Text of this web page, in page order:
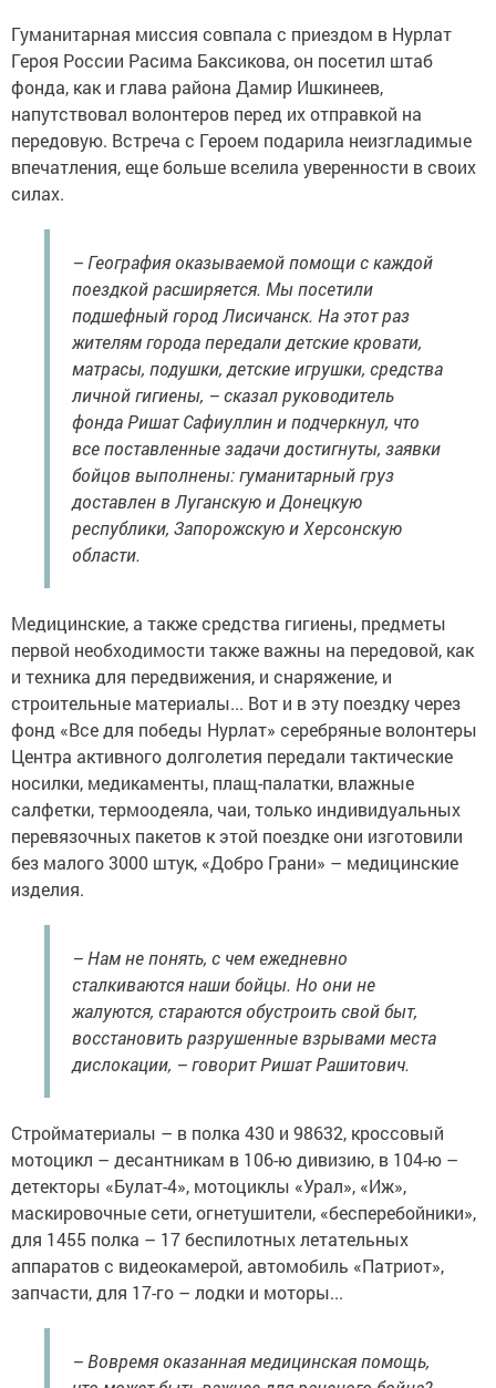
Гуманитарная миссия совпала с приездом в Нурлат
Героя России Расима Баксикова, он посетил штаб
фонда, как и глава района Дамир Ишкинеев,
напутствовал волонтеров перед их отправкой на
передовую. Встреча с Героем подарила неизгладимые
впечатления, еще больше вселила уверенности в своих
силах.
– География оказываемой помощи с каждой
поездкой расширяется. Мы посетили
подшефный город Лисичанск. На этот раз
жителям города передали детские кровати,
матрасы, подушки, детские игрушки, средства
личной гигиены, – сказал руководитель
фонда Ришат Сафиуллин и подчеркнул, что
все поставленные задачи достигнуты, заявки
бойцов выполнены: гуманитарный груз
доставлен в Луганскую и Донецкую
республики, Запорожскую и Херсонскую
области.
Медицинские, а также средства гигиены, предметы
первой необходимости также важны на передовой, как
и техника для передвижения, и снаряжение, и
строительные материалы... Вот и в эту поездку через
фонд «Все для победы Нурлат» серебряные волонтеры
Центра активного долголетия передали тактические
носилки, медикаменты, плащ-палатки, влажные
салфетки, термоодеяла, чаи, только индивидуальных
перевязочных пакетов к этой поездке они изготовили
без малого 3000 штук, «Добро Грани» – медицинские
изделия.
– Нам не понять, с чем ежедневно
сталкиваются наши бойцы. Но они не
жалуются, стараются обустроить свой быт,
восстановить разрушенные взрывами места
дислокации, – говорит Ришат Рашитович.
Стройматериалы – в полка 430 и 98632, кроссовый
мотоцикл – десантникам в 106-ю дивизию, в 104-ю –
детекторы «Булат-4», мотоциклы «Урал», «Иж»,
маскировочные сети, огнетушители, «бесперебойники»,
для 1455 полка – 17 беспилотных летательных
аппаратов с видеокамерой, автомобиль «Патриот»,
запчасти, для 17-го – лодки и моторы...
– Вовремя оказанная медицинская помощь,